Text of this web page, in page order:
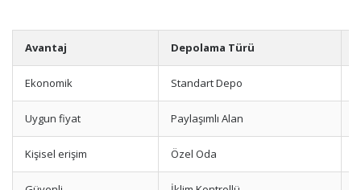
Avantaj Depolama Türü
Ekonomik Standart Depo
Uygun fiyat Paylaşımlı Alan
Kişisel erişim Özel Oda